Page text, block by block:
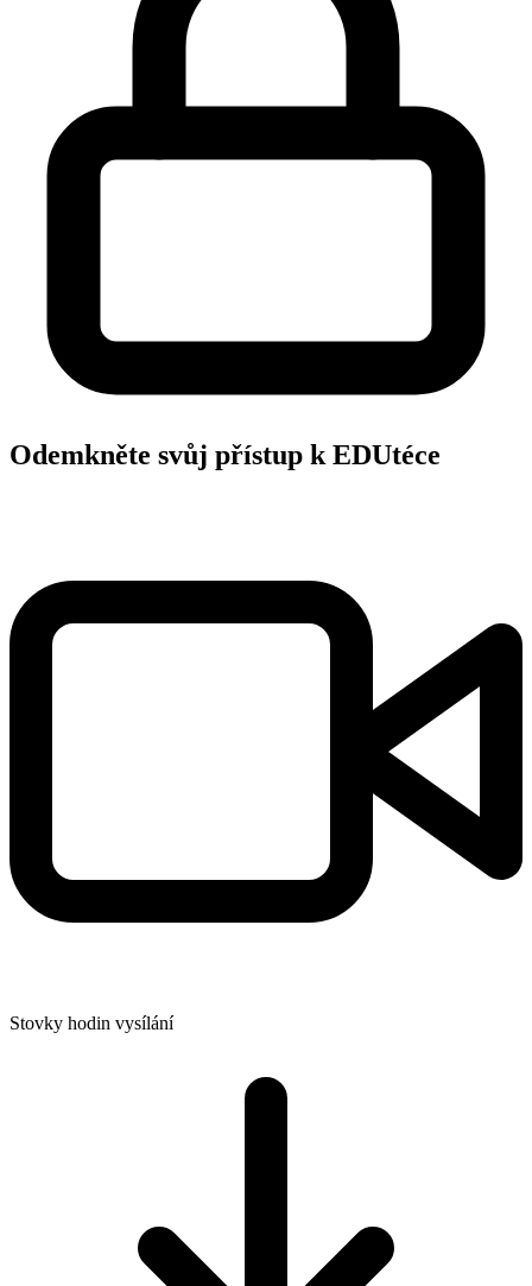
Odemkněte svůj přístup k EDUtéce
Stovky hodin vysílání